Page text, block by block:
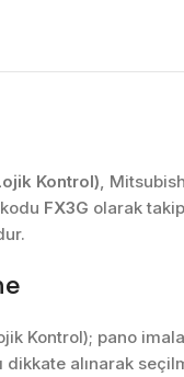
Kontrol),
FX3G olarak
Kontrol); pano
dikkate alınarak